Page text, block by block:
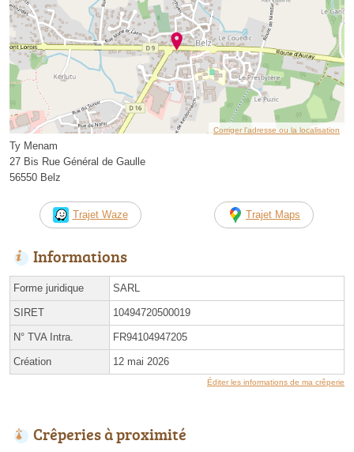
Corriger l’adresse ou la localisation
Ty Menam
27 Bis Rue Général de Gaulle
56550 Belz
Trajet Waze Trajet Maps
Informations
Forme juridique SARL
SIRET 10494720500019
N° TVA Intra. FR94104947205
Création 12 mai 2026
Éditer les informations de ma crêperie
Crêperies à proximité